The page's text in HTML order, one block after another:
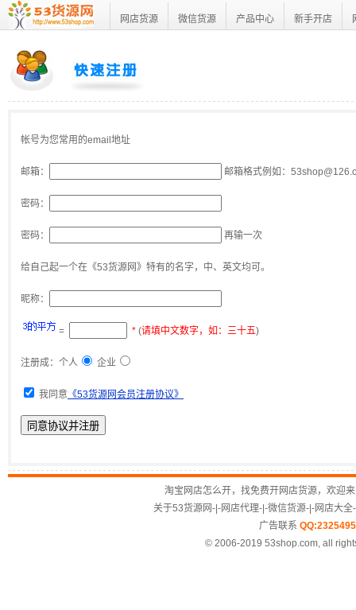
网店货源 微信货源 产品中心 新手开店
帐号为您常用的email地址
邮箱： 邮箱格式例如：
密码：
密码： 再输一次
给自己起一个在《53货源网》特有的名字，中、英文均可。
昵称：
= * (请填中文数字，如：三十五)
注册成：个人 企业
我同意 《53货源网会员注册协议》
淘宝网店怎么开，找免费开网店货源，欢迎
关于53货源网-|-网店代理-|-微信货源-|-网店大全
广告联系
© 2006-2019 53shop.com, all